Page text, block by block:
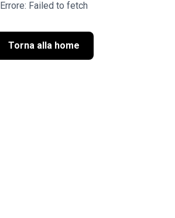
Errore: Failed to fetch
Torna alla home